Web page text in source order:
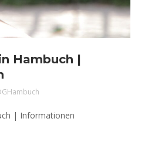
Hambuch |
| Informationen